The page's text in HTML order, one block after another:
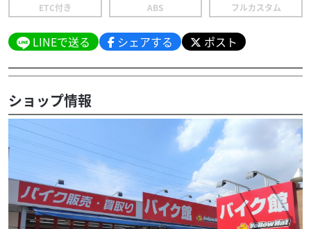
ETC付き ABS フルカスタム
LINEで送る シェアする ポスト
ショップ情報